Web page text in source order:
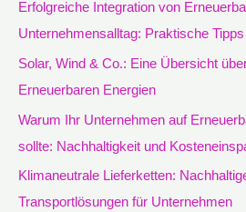
n
Erfolgreiche Integration von
Unternehmensalltag: Praktische Tipps
Solar, Wind & Co.: Eine Übersicht
Erneuerbaren Energien
Warum Ihr Unternehmen auf
sollte: Nachhaltigkeit und
Klimaneutrale Lieferketten:
Transportlösungen für Unternehmen